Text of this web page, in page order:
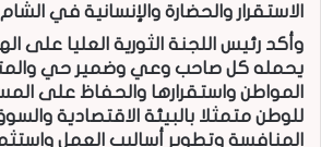
الاستقرار والحضارة والإنسانية في
وأكد رئيس اللجنة الثورية العليا على
يحمله كل صاحب وعي وضمير حي
المواطن واستقرارها والحفاظ على
للوطن متمثلا بالبيئة الاقتصادية
المنافسة وتطوير أساليب العمل